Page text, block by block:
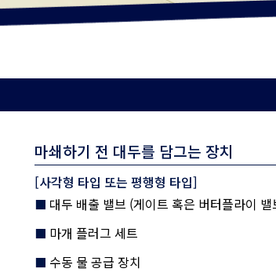
마쇄하기 전 대두를 담그는 장치
[사각형 타입 또는 평행형 타입]
대두 배출 밸브 (게이트 혹은 버터플라이 밸
마개 플러그 세트
수동 물 공급 장치